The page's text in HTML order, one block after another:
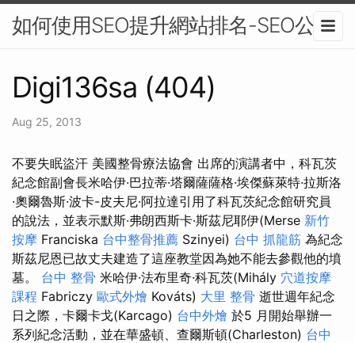
如何使用SEO提升網站排名-SEO公司
Digi136sa (404)
Aug 25, 2013
不要失眠盜汗 美國整骨療法協會 出席的演講者中，科瓦茨
紀念館副會長米哈伊·巴拉蒂·塔爾薩薩格·埃傑蘇萊特·拉斯洛
·奧爾魯斯·波卡-皮夫尼·阿拉達引用了科瓦茨紀念館研究員
的說法，並表示默斯·弗朗西斯卡·斯茲尼耶伊(Merse 新竹
按摩 Franciska 台中整骨推薦 Szinyei) 台中 抓龍筋 為紀念
斯茲尼恩已故丈夫建造了這座教堂因為她不能去參觀他的墳
墓。 台中 整骨 米哈伊·法布里奇·科瓦茨(Mihály 穴道按摩
課程 Fabriczy 歐式外燴 Kováts) 大里 整骨 逝世週年紀念
日之際，卡爾卡戈(Karcago) 台中外燴 於5 月開始舉辦一
系列紀念活動，並在華盛頓、查爾斯頓(Charleston) 台中